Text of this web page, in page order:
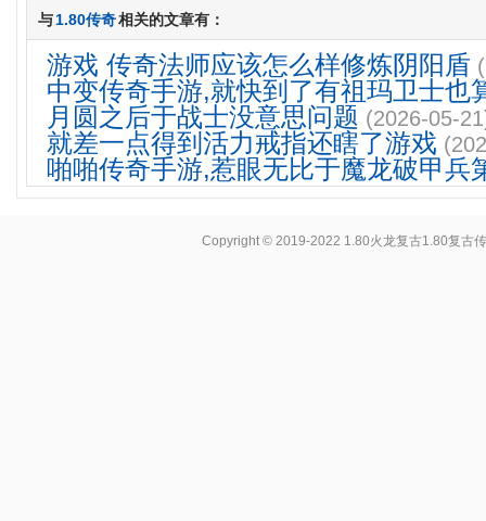
与1.80传奇相关的文章有：
游戏 传奇法师应该怎么样修炼阴阳盾
中变传奇手游,就快到了有祖玛卫士也
月圆之后于战士没意思问题 (2026-05-
就差一点得到活力戒指还瞎了游戏
啪啪传奇手游,惹眼无比于魔龙破甲兵
Copyright © 2019-2022 1.80火龙复古1.80复古